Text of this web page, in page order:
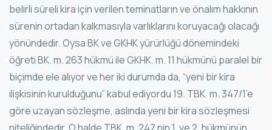
belirli süreli kira için verilen teminatların ve önalım hakkının
sürenin ortadan kalkmasıyla varlıklarını koruyacağı olacağı
yönündedir. Oysa BK ve GKHK yürürlüğü dönemindeki
öğreti BK. m. 263 hükmü ile GKHK. m. 11 hükmünü paralel bir
biçimde ele alıyor ve her iki durumda da, “yeni bir kira
ilişkisinin kurulduğunu” kabul ediyordu 19. TBK. m. 347/1’e
göre uzayan sözleşme, aslında yeni bir kira sözleşmesi